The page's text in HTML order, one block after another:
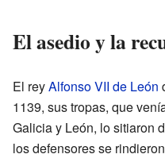
El asedio y la
El reyAlfonso VII de León
1139, sus tropas, que
Galicia y León, lo sitiaron
los defensores se